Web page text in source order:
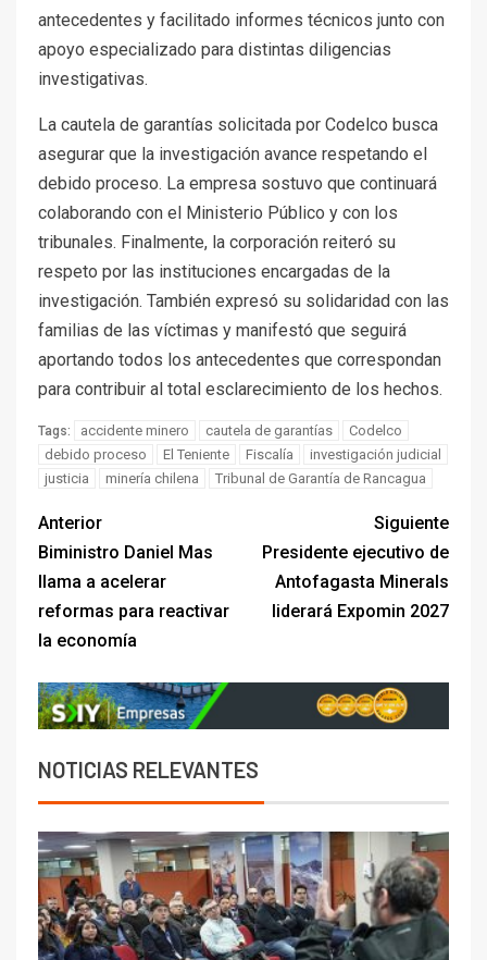
antecedentes y facilitado informes técnicos junto con
apoyo especializado para distintas diligencias
investigativas.
La cautela de garantías solicitada por Codelco busca
asegurar que la investigación avance respetando el
debido proceso. La empresa sostuvo que continuará
colaborando con el Ministerio Público y con los
tribunales. Finalmente, la corporación reiteró su
respeto por las instituciones encargadas de la
investigación. También expresó su solidaridad con las
familias de las víctimas y manifestó que seguirá
aportando todos los antecedentes que correspondan
para contribuir al total esclarecimiento de los hechos.
Tags: accidente minero cautela de garantías
Codelco
debido proceso
El Teniente Fiscalía
investigación judicial
justicia
minería chilena Tribunal de Garantía de Rancagua
Anterior
Biministro Daniel Mas
llama a acelerar
reformas para reactivar
la economía
Siguiente
Presidente ejecutivo de
Antofagasta Minerals
liderará Expomin 2027
NOTICIAS RELEVANTES